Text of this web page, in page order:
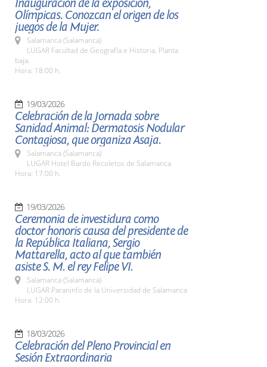
Inauguración de la exposición,
Olímpicas. Conozcan el origen de los
juegos de la Mujer.
Salamanca (Salamanca)
LUGAR Facultad de Geografía e Historia. Planta
baja.
Hora: 18:00 h.
19/03/2026
Celebración de la Jornada sobre
Sanidad Animal: Dermatosis Nodular
Contagiosa, que organiza Asaja.
Salamanca (Salamanca)
LUGAR Hotel Bardo Recoletos de Salamanca
Hora: 17:00 h.
19/03/2026
Ceremonia de investidura como
doctor honoris causa del presidente de
la República Italiana, Sergio
Mattarella, acto al que también
asiste S. M. el rey Felipe VI.
Salamanca (Salamanca)
LUGAR Paraninfo de la Universidad de Salamanca
Hora: 12:00 h.
18/03/2026
Celebración del Pleno Provincial en
Sesión Extraordinaria